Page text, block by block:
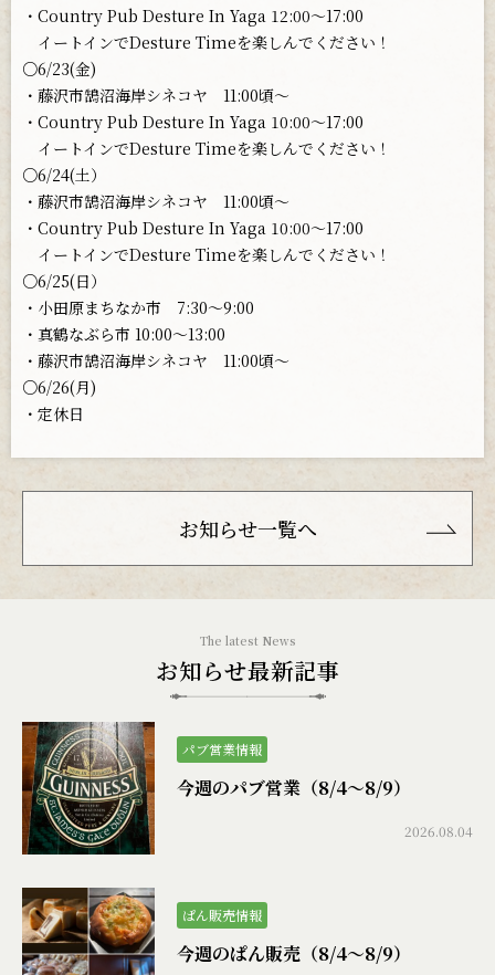
・Country Pub Desture In Yaga 12:00〜17:00
イートインでDesture Timeを楽しんでください！
○6/23(金)
・藤沢市鵠沼海岸シネコヤ 11:00頃〜
・Country Pub Desture In Yaga 10:00〜17:00
イートインでDesture Timeを楽しんでください！
○6/24(土）
・藤沢市鵠沼海岸シネコヤ 11:00頃〜
・Country Pub Desture In Yaga 10:00〜17:00
イートインでDesture Timeを楽しんでください！
○6/25(日）
・小田原まちなか市 7:30〜9:00
・真鶴なぶら市 10:00〜13:00
・藤沢市鵠沼海岸シネコヤ 11:00頃〜
○6/26(月)
・定休日
お知らせ一覧へ
お知らせ最新記事
パブ営業情報
今週のパブ営業（8/4〜8/9）
2026.08.04
ぱん販売情報
今週のぱん販売（8/4〜8/9）